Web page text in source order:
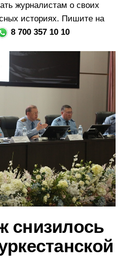
и
ю
журналистам о своих
историях. Пишите на
8 700 357 10 10
снизилось